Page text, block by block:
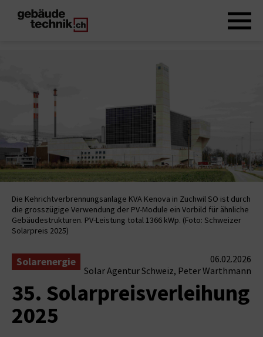
Die Kehrichtverbrennungsanlage KVA Kenova in Zuchwil SO ist durch
die grosszügige Verwendung der PV-Module ein Vorbild für ähnliche
Gebäudestrukturen. PV-Leistung total 1366 kWp. (Foto: Schweizer
Solarpreis 2025)
Solarenergie
06.02.2026
Solar Agentur Schweiz, Peter Warthmann
35. Solarpreisverleihung
2025